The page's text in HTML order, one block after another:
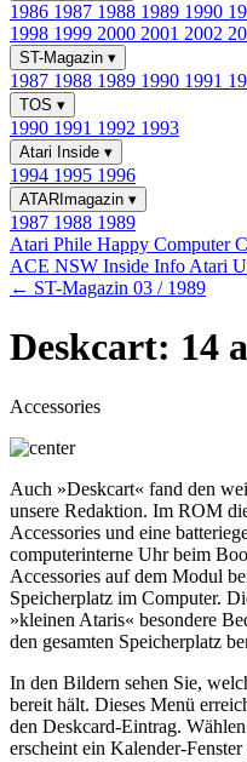
1986 1987 1988 1989 1990
1998 1999 2000 2001 2002
ST-Magazin ▾
1987 1988 1989 1990 1991
TOS ▾
1990 1991 1992 1993
Atari Inside ▾
1994 1995 1996
ATARImagazin ▾
1987 1988 1989
Atari Phile Happy Computer
ACE NSW Inside Info Atari
← ST-Magazin 03 / 1989
Deskcart: 14
Accessories
Auch »Deskcart« fand den
unsere Redaktion. Im ROM
Accessories und eine
computerinterne Uhr beim
Accessories auf dem Modul
Speicherplatz im Computer.
»kleinen Ataris« besondere
den gesamten Speicherplatz
In den Bildern sehen Sie,
bereit hält. Dieses Menü
den Deskcard-Eintrag.
erscheint ein Kalender-